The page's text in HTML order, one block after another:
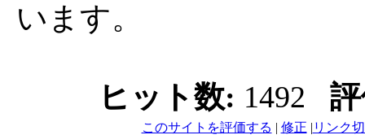
います。
ヒット数: 1492
このサイトを評価する | 修正 | リンク